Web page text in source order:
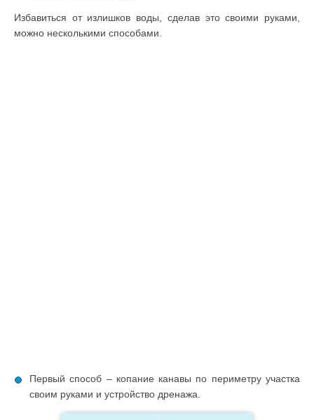
Избавиться от излишков воды, сделав это своими руками,
можно несколькими способами.
Первый способ – копание канавы по периметру участка
своим руками и устройство дренажа.